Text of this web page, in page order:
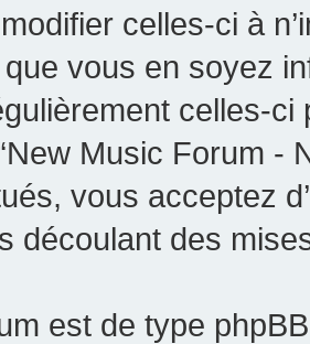
celles-ci à
vous en soyez
celles-
Music Forum -
vous acceptez
découlant des
est de type phpBB